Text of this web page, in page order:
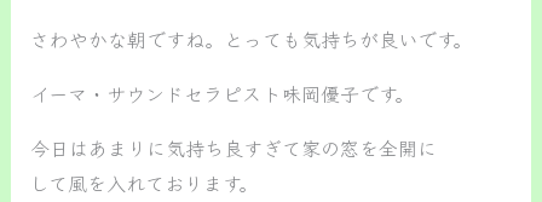
さわやかな朝ですね。とっても気持ちが良いです。
イーマ・サウンドセラピスト味岡優子です。
今日はあまりに気持ち良すぎて家の窓を全開に
して風を入れております。